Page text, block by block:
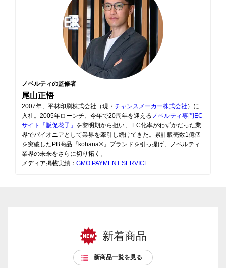
ノベルティの監修者
尾山正悟
2007年、平林印刷株式会社（現・ チャンスメーカー株式会社 ）に
入社。2005年ローンチ、今年で20周年を迎える ノベルティ専門EC
サイト「販促花子」 を黎明期から担い、 EC化率がわずかだった業
界でパイオニアとして業界を牽引し続けてきた。累計販売数1億個
を突破したPB商品『kohana®』ブランドを引っ提げ、ノベルティ
業界の未来をさらに切り拓く。
メディア掲載実績： GMO PAYMENT SERVICE
新着商品
新商品一覧を見る